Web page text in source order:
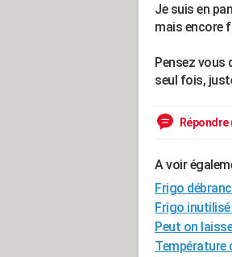
Je suis en
mais encore
Pensez vous
seul fois,
Répondre
A voir
Frigo
Frigo
Peut on
Température